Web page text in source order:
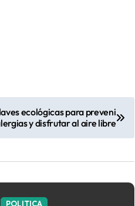
ecológicas para preveni
y disfrutar al aire libre
POLITICA